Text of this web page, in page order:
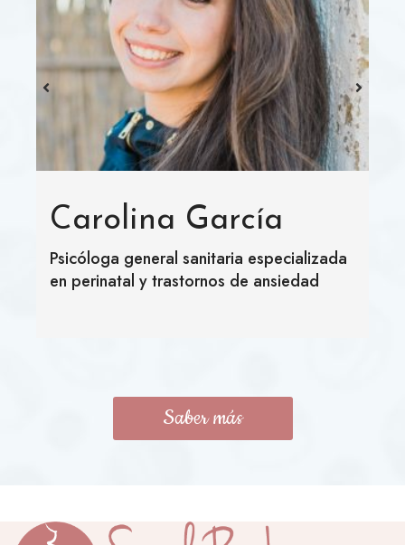
Carolina García
Psicóloga general sanitaria especializada
en perinatal y trastornos de ansiedad
Saber más